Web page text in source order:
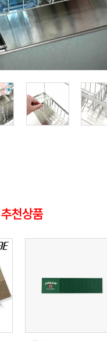
추천상품